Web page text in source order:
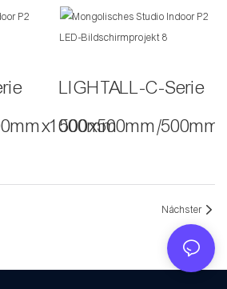
LIGHTALL-C-Serie
500x500mm/
Nächster